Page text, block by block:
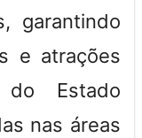
garantindo
e atrações
Estado
nas áreas